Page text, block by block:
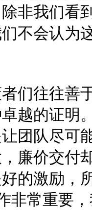
非我们看
不会认为
们往往善
越的证明
团队尽可
廉价交付
的激励，
非常重